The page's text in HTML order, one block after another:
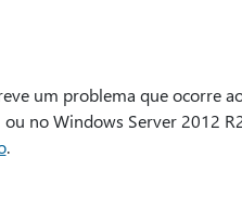
um problema que ocorre
ou no Windows Server 2012
.